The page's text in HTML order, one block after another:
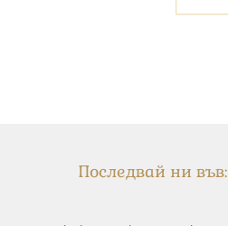
Последвай ни във: